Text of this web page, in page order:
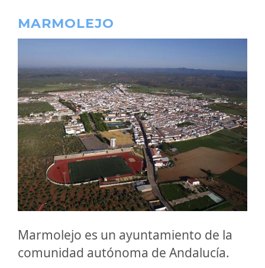
MARMOLEJO
Marmolejo es un ayuntamiento de la
comunidad autónoma de Andalucía.